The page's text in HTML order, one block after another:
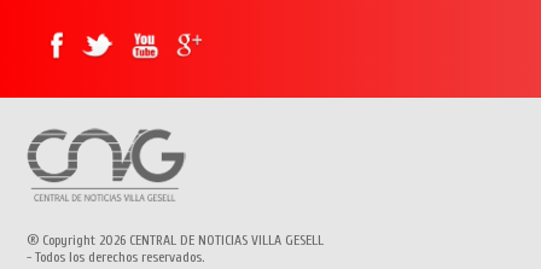
® Copyright 2026 CENTRAL DE NOTICIAS VILLA GESELL
- Todos los derechos reservados.